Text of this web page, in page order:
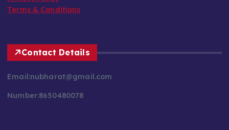
Privacy Policy
Contact Details